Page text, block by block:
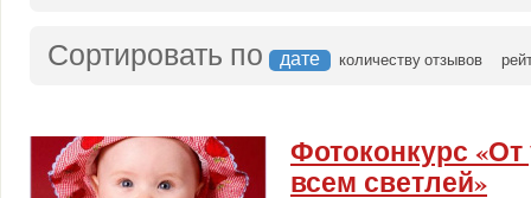
Сортировать по дате количеству отзывов
Фотоконкурс
всем светлей»